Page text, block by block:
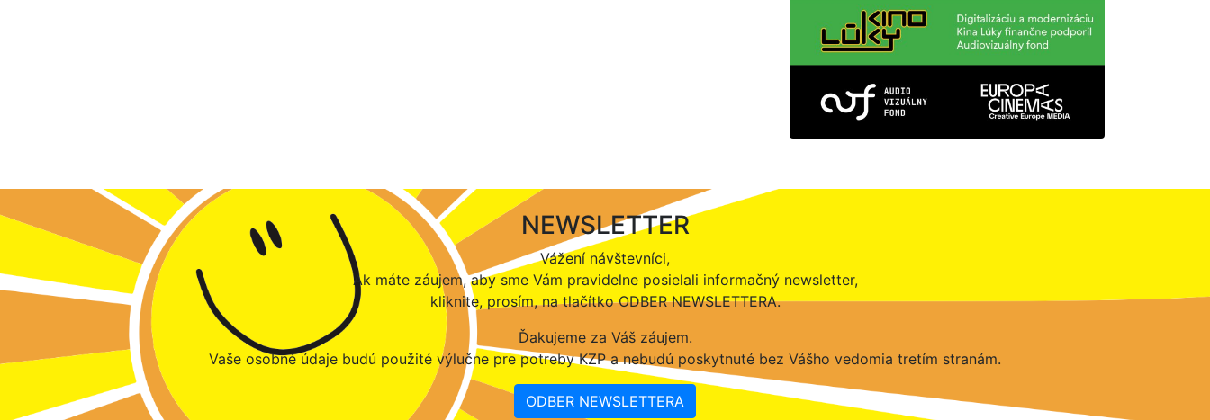
NEWSLETTER
Vážení návštevníci,
Ak máte záujem, aby sme Vám pravidelne posielali informačný newsletter,
kliknite, prosím, na tlačítko ODBER NEWSLETTERA.
Ďakujeme za Váš záujem.
Vaše osobné údaje budú použité výlučne pre potreby KZP a nebudú poskytnuté bez Vášho vedomia tretím stranám.
ODBER NEWSLETTERA